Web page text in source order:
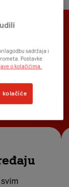
sadržaja i
Postavke
o kolačićima.
kolačiće